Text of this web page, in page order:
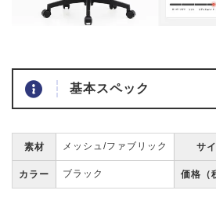
基本スペック
素材 メッシュ/ファブリック サ
カラー ブラック 価格（